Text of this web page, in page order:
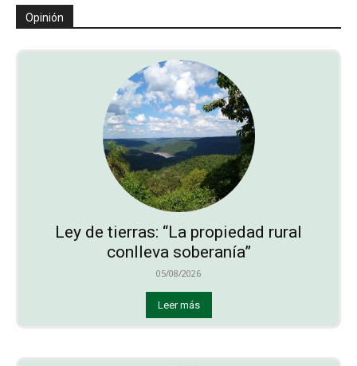
Opinión
Ley de tierras: “La propiedad rural
conlleva soberanía”
05/08/2026
Leer más